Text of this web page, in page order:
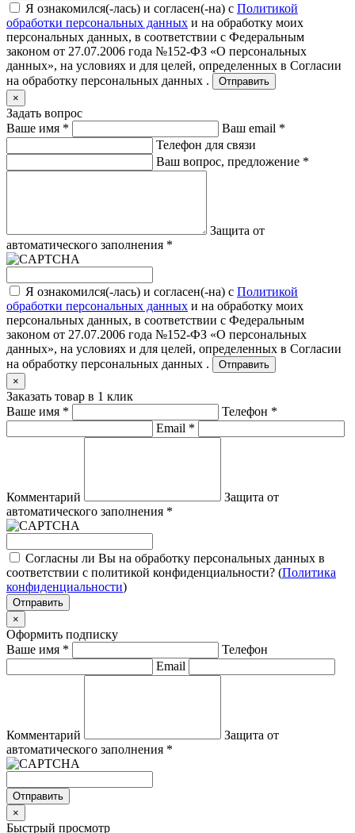
Я ознакомился(-лась) и согласен(-на) с Политикой
обработки персональных данных и на обработку моих
персональных данных, в соответствии с Федеральным
законом от 27.07.2006 года №152-ФЗ «О персональных
данных», на условиях и для целей, определенных в Согласии
на обработку персональных данных .
Отправить
×
Задать вопрос
Ваше имя * Ваш email *
Телефон для связи
Ваш вопрос, предложение *
Защита от
автоматического заполнения *
Я ознакомился(-лась) и согласен(-на) с Политикой
обработки персональных данных и на обработку моих
персональных данных, в соответствии с Федеральным
законом от 27.07.2006 года №152-ФЗ «О персональных
данных», на условиях и для целей, определенных в Согласии
на обработку персональных данных .
Отправить
×
Заказать товар в 1 клик
Ваше имя * Телефон *
Email *
Комментарий
Защита от
автоматического заполнения *
Согласны ли Вы на обработку персональных данных в
соответствии с политикой конфиденциальности? (Политика
конфиденциальности)
Отправить
×
Оформить подписку
Ваше имя *
Телефон
Email
Комментарий
Защита от
автоматического заполнения *
Отправить
×
Быстрый просмотр